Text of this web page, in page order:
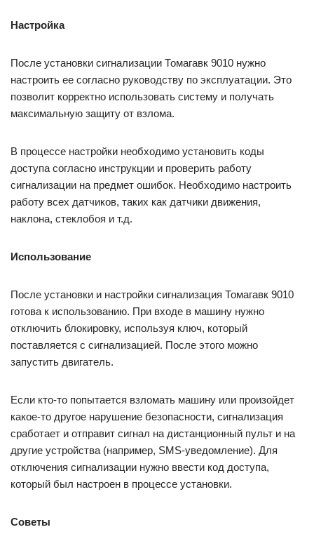
Настройка
После установки сигнализации Томагавк 9010 нужно
настроить ее согласно руководству по эксплуатации. Это
позволит корректно использовать систему и получать
максимальную защиту от взлома.
В процессе настройки необходимо установить коды
доступа согласно инструкции и проверить работу
сигнализации на предмет ошибок. Необходимо настроить
работу всех датчиков, таких как датчики движения,
наклона, стеклобоя и т.д.
Использование
После установки и настройки сигнализация Томагавк 9010
готова к использованию. При входе в машину нужно
отключить блокировку, используя ключ, который
поставляется с сигнализацией. После этого можно
запустить двигатель.
Если кто-то попытается взломать машину или произойдет
какое-то другое нарушение безопасности, сигнализация
сработает и отправит сигнал на дистанционный пульт и на
другие устройства (например, SMS-уведомление). Для
отключения сигнализации нужно ввести код доступа,
который был настроен в процессе установки.
Советы